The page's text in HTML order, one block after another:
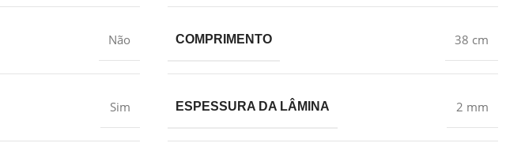
Não
Sim
COMPRIMENTO 38 cm
ESPESSURA DA LÂMINA 2 mm